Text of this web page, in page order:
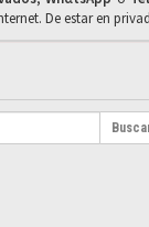
De estar en